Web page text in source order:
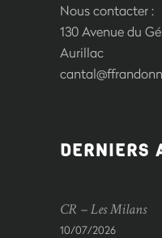
Nous contacter :
130 Avenue du
Aurillac
DERNIERS
CR – Les Milans
10/07/2026